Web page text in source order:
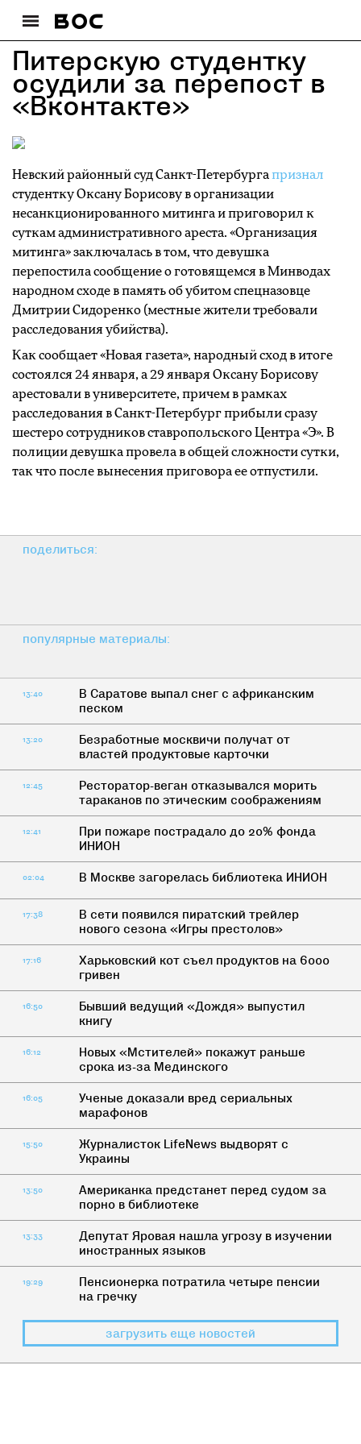
Питерскую студентку
осудили за перепост в
«Вконтакте»
Невский районный суд Санкт-Петербурга признал
студентку Оксану Борисову в организации
несанкционированного митинга и приговорил к
суткам административного ареста. «Организация
митинга» заключалась в том, что девушка
перепостила сообщение о готовящемся в Минводах
народном сходе в память об убитом спецназовце
Дмитрии Сидоренко (местные жители требовали
расследования убийства).
Как сообщает «Новая газета», народный сход в итоге
состоялся 24 января, а 29 января Оксану Борисову
арестовали в университете, причем в рамках
расследования в Санкт-Петербург прибыли сразу
шестеро сотрудников ставропольского Центра «Э». В
полиции девушка провела в общей сложности сутки,
так что после вынесения приговора ее отпустили.
поделиться:
популярные материалы:
13:40
В Саратове выпал снег с африканским
песком
13:20
Безработные москвичи получат от
властей продуктовые карточки
12:45
Ресторатор-веган отказывался морить
тараканов по этическим соображениям
12:41
При пожаре пострадало до 20% фонда
ИНИОН
02:04 В Москве загорелась библиотека ИНИОН
17:38
В сети появился пиратский трейлер
нового сезона «Игры престолов»
17:16
Харьковский кот съел продуктов на 6000
гривен
16:50
Бывший ведущий «Дождя» выпустил
книгу
16:12
Новых «Мстителей» покажут раньше
срока из-за Мединского
16:05
Ученые доказали вред сериальных
марафонов
15:50
Журналисток LifeNews выдворят с
Украины
13:50
Американка предстанет перед судом за
порно в библиотеке
13:33
Депутат Яровая нашла угрозу в изучении
иностранных языков
19:29
Пенсионерка потратила четыре пенсии
на гречку
загрузить еще новостей